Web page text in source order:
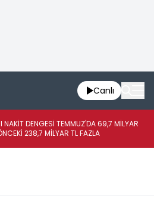
Canlı
NAKİT DENGESİ TEMMUZ'DA 69,7 MİLYAR
238,7 MİLYAR TL FAZLA